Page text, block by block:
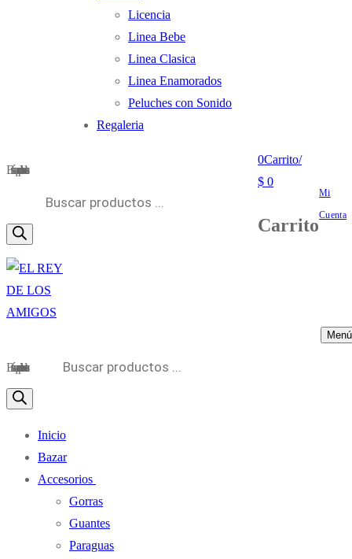
Licencia
Linea Bebe
Linea Clasica
Linea Enamorados
Peluches con Sonido
Regaleria
Búsqueda de productos
0Carrito/
$ 0
Carrito
Mi
Cuenta
Menú
Búsqueda de productos
Inicio
Bazar
Accesorios
Gorras
Guantes
Paraguas